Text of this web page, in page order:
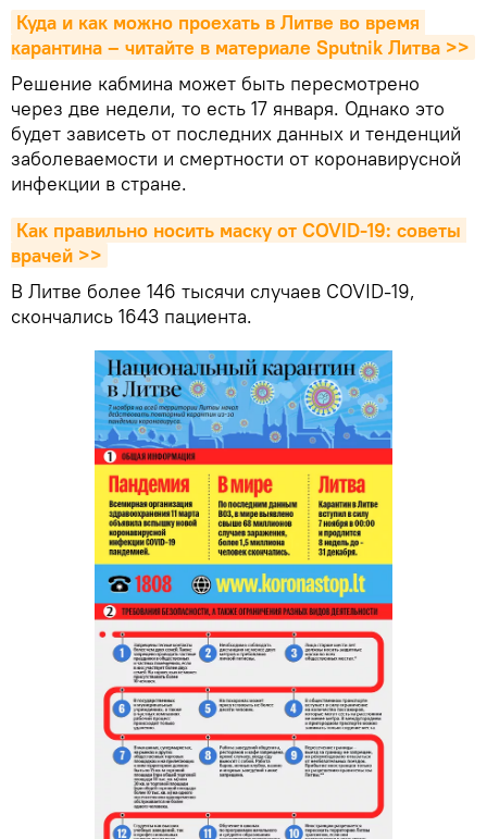
Куда и как можно проехать в Литве во время
карантина – читайте в материале Sputnik Литва >>
Решение кабмина может быть пересмотрено
через две недели, то есть 17 января. Однако это
будет зависеть от последних данных и тенденций
заболеваемости и смертности от коронавирусной
инфекции в стране.
Как правильно носить маску от COVID-19: советы
врачей >>
В Литве более 146 тысячи случаев COVID-19,
скончались 1643 пациента.